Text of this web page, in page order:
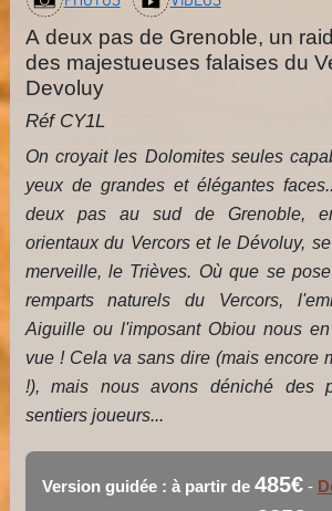
A deux pas de Grenoble, un
des majestueuses falaises du
Devoluy
Réf CY1L
On croyait les Dolomites seules
yeux de grandes et élégantes
deux pas au sud de Grenoble,
orientaux du Vercors et le Dévoluy,
merveille, le Trièves. Où que se
remparts naturels du Vercors,
Aiguille ou l'imposant Obiou nous
vue ! Cela va sans dire (mais encore
!), mais nous avons déniché des
sentiers joueurs...
Version guidée : à partir de 485€-